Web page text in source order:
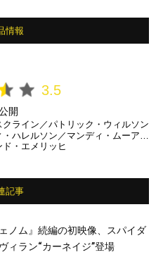
情報
3.5
開
クライン／パトリック・ウィルソン
・ハレルソン／マンディ・ムーア／
エヴァンス／豊川悦司／浅野忠信／
ド・エメリッヒ
記事
ノム』続編の初映像、スパイダ
ィラン“カーネイジ”登場